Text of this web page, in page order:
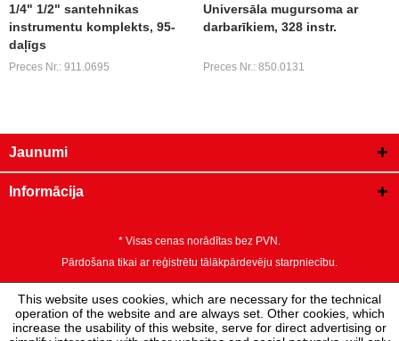
1/4" 1/2" santehnikas
instrumentu komplekts, 95-
daļīgs
Preces Nr.: 911.0695
Universāla mugursoma ar
darbarīkiem, 328 instr.
Preces Nr.: 850.0131
Jaunumi
Informācija
* Visas cenas norādītas bez PVN.
Pārdošana tikai ar reģistrētu tālākpārdevēju starpniecību.
This website uses cookies, which are necessary for the technical
operation of the website and are always set. Other cookies, which
increase the usability of this website, serve for direct advertising or